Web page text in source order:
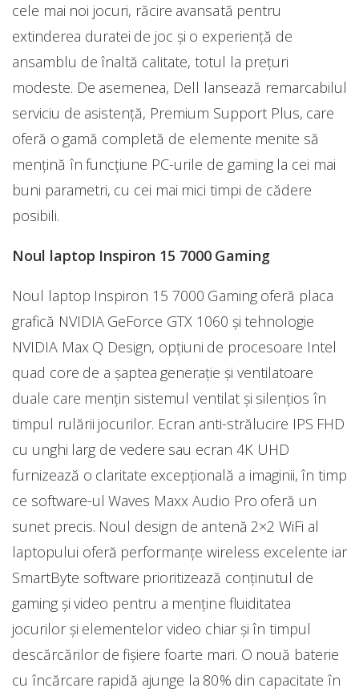
cele mai noi jocuri, răcire avansată pentru
extinderea duratei de joc şi o experienţă de
ansamblu de înaltă calitate, totul la preţuri
modeste. De asemenea, Dell lansează remarcabilul
serviciu de asistență, Premium Support Plus, care
oferă o gamă completă de elemente menite să
menţină în funcţiune PC-urile de gaming la cei mai
buni parametri, cu cei mai mici timpi de cădere
posibili.
Noul laptop Inspiron 15 7000 Gaming
Noul laptop Inspiron 15 7000 Gaming oferă placa
grafică NVIDIA GeForce GTX 1060 şi tehnologie
NVIDIA Max Q Design, opţiuni de procesoare Intel
quad core de a șaptea generație şi ventilatoare
duale care menţin sistemul ventilat şi silenţios în
timpul rulării jocurilor. Ecran anti-strălucire IPS FHD
cu unghi larg de vedere sau ecran 4K UHD
furnizează o claritate excepţională a imaginii, în timp
ce software-ul Waves Maxx Audio Pro oferă un
sunet precis. Noul design de antenă 2×2 WiFi al
laptopului oferă performanţe wireless excelente iar
SmartByte software prioritizează conţinutul de
gaming şi video pentru a menţine fluiditatea
jocurilor şi elementelor video chiar şi în timpul
descărcărilor de fişiere foarte mari. O nouă baterie
cu încărcare rapidă ajunge la 80% din capacitate în